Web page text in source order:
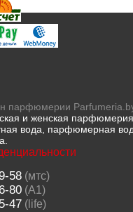
парфюмерии
и женская
вода, парфюмерная
58(мтс)
80(A1)
47(life)